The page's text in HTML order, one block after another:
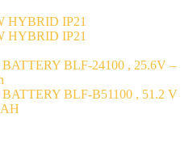
HYBRID IP21
HYBRID IP21
BLF-24100 , 25.6V –
BLF-B51100 , 51.2 V